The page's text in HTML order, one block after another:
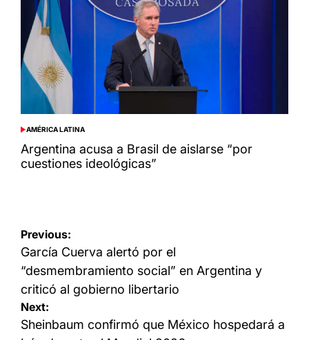
POSTED
IN
AMÉRICA LATINA
Argentina acusa a Brasil de aislarse “por
cuestiones ideológicas”
Navegación
de
entradas
Previous:
García Cuerva alertó por el
“desmembramiento social” en Argentina y
criticó al gobierno libertario
Next:
Sheinbaum confirmó que México hospedará a